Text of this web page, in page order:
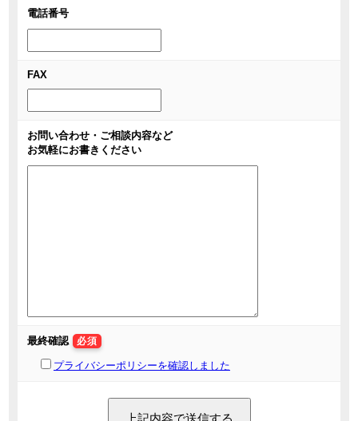
電話番号
FAX
お問い合わせ・ご相談内容など
お気軽にお書きください
最終確認 必須
プライバシーポリシーを確認しました